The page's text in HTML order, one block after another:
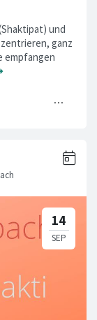
und
ganz
empfangen